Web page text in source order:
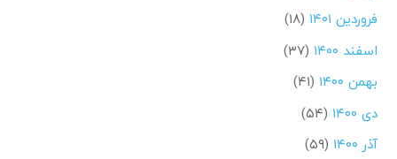
فروردین ۱۴۰۱
(۱۸)
اسفند ۱۴۰۰
(۳۷)
بهمن ۱۴۰۰
(۴۱)
دی ۱۴۰۰
(۵۴)
آذر ۱۴۰۰
(۵۹)